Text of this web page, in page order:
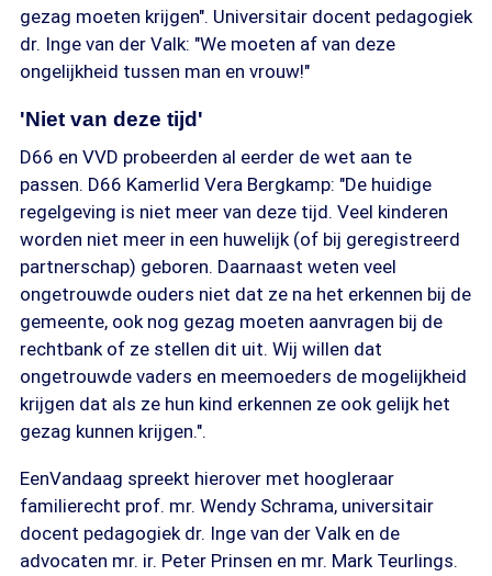
gezag moeten krijgen". Universitair docent pedagogiek
dr. Inge van der Valk: "We moeten af van deze
ongelijkheid tussen man en vrouw!"
'Niet van deze tijd'
D66 en VVD probeerden al eerder de wet aan te
passen. D66 Kamerlid Vera Bergkamp: "De huidige
regelgeving is niet meer van deze tijd. Veel kinderen
worden niet meer in een huwelijk (of bij geregistreerd
partnerschap) geboren. Daarnaast weten veel
ongetrouwde ouders niet dat ze na het erkennen bij de
gemeente, ook nog gezag moeten aanvragen bij de
rechtbank of ze stellen dit uit. Wij willen dat
ongetrouwde vaders en meemoeders de mogelijkheid
krijgen dat als ze hun kind erkennen ze ook gelijk het
gezag kunnen krijgen.".
EenVandaag spreekt hierover met hoogleraar
familierecht prof. mr. Wendy Schrama, universitair
docent pedagogiek dr. Inge van der Valk en de
advocaten mr. ir. Peter Prinsen en mr. Mark Teurlings.